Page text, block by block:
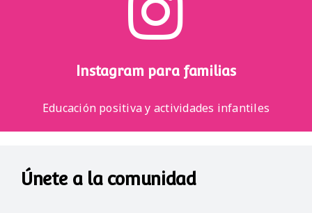
Instagram para familias
Educación positiva y actividades infantiles
Únete a la comunidad